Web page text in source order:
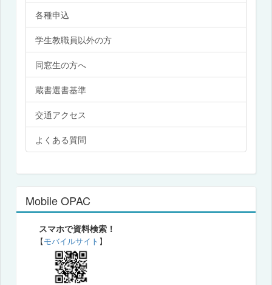
各種申込
学生教職員以外の方
同窓生の方へ
蔵書選書基準
交通アクセス
よくある質問
Mobile OPAC
スマホで資料検索！
【モバイルサイト 】